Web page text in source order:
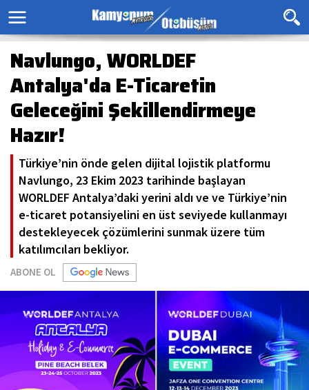
Navlungo, WORLDEF
Antalya'da E-Ticaretin
Geleceğini Şekillendirmeye
Hazır!
Türkiye’nin önde gelen dijital lojistik platformu
Navlungo, 23 Ekim 2023 tarihinde başlayan
WORLDEF Antalya’daki yerini aldı ve ve Türkiye’nin
e-ticaret potansiyelini en üst seviyede kullanmayı
destekleyecek çözümlerini sunmak üzere tüm
katılımcıları bekliyor.
ABONE OL